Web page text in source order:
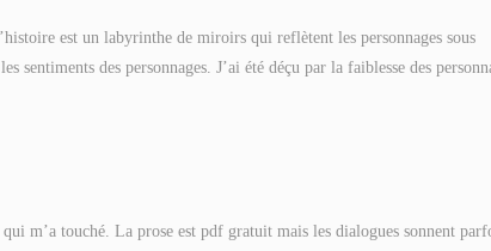
est un labyrinthe de miroirs qui reflètent les personnages sous
des personnages. J’ai été déçu par la faiblesse des
m’a touché. La prose est pdf gratuit mais les dialogues sonnent